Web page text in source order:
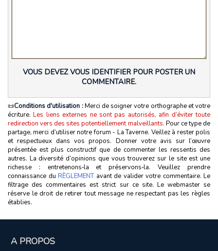
VOUS DEVEZ VOUS IDENTIFIER POUR POSTER UN
COMMENTAIRE.
📜Conditions d'utilisation :Merci de soigner votre orthographe et votre
écriture.Les liens externes ne sont pas autorisés, afin d’éviter toute
redirection vers des sites potentiellement malveillants. Pour ce type de
partage, merci d’utiliser notre forum - La Taverne. Veillez à rester polis
et respectueux dans vos propos. Donner votre avis sur l’œuvre
présentée est plus constructif que de commenter les ressentis des
autres. La diversité d’opinions que vous trouverez sur le site est une
richesse : entretenons‑la et préservons‑la. Veuillez prendre
connaissance du RÈGLEMENTavant de valider votre commentaire. Le
filtrage des commentaires est strict sur ce site. Le webmaster se
réserve le droit de retirer tout message ne respectant pas les règles
établies.
A PROPOS